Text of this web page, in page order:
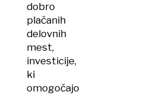
dobro
plačanih
delovnih
mest,
investicije,
ki
omogočajo